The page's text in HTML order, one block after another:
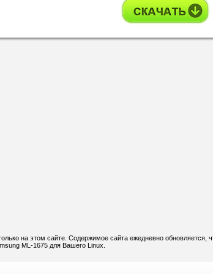
на этом сайте. Содержимое сайта ежедневно обновляется,
ML-1675 для Вашего Linux.